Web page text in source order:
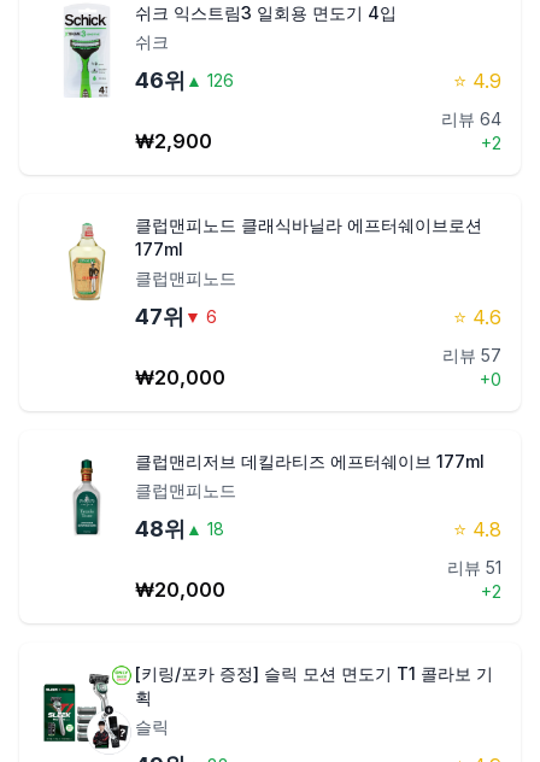
쉬크 익스트림3 일회용 면도기 4입
쉬크
46위 ▲ 126 ⭐ 4.9
₩2,900
리뷰 64
+2
클럽맨피노드 클래식바닐라 에프터쉐이브로션
177ml
클럽맨피노드
47위 ▼ 6 ⭐ 4.6
₩20,000
리뷰 57
+0
클럽맨리저브 데킬라티즈 에프터쉐이브 177ml
클럽맨피노드
48위 ▲ 18 ⭐ 4.8
₩20,000
리뷰 51
+2
[키링/포카 증정] 슬릭 모션 면도기 T1 콜라보 기
획
슬릭